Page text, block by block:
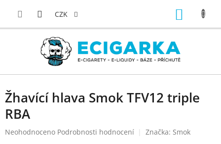
CZK
Žhavící hlava Smok TFV12 triple
RBA
Průměrné
Neohodnoceno Podrobnosti hodnocení Značka: Smok